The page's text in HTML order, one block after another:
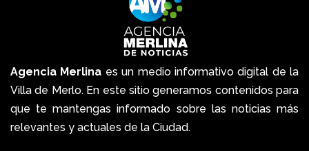
Agencia Merlina es un medio informativo digital de la
Villa de Merlo. En este sitio generamos contenidos para
que te mantengas informado sobre las noticias más
relevantes y actuales de la Ciudad.